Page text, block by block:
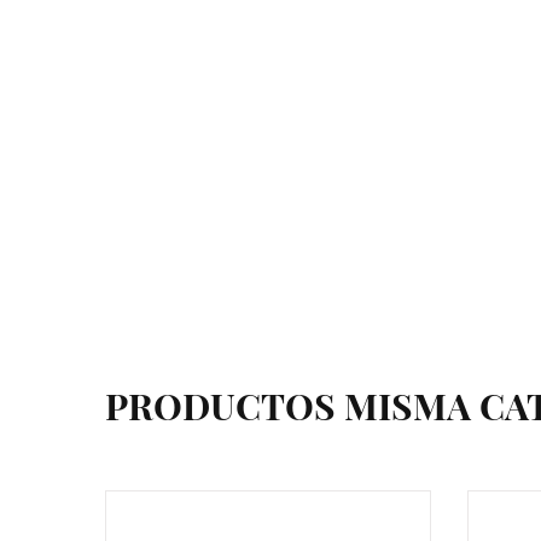
PRODUCTOS MISMA